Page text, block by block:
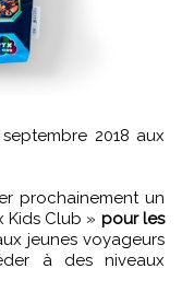
prochainement un
Kids Club » pour les
jeunes voyageurs
à des niveaux